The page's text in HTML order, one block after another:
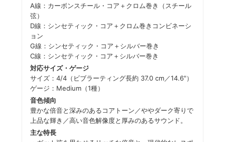
A線：カーボンスチール・コア＋クロム巻き（スチール
弦）
D線：シンセティック・コア＋クロム巻きコンビネーシ
ョン
G線：シンセティック・コア＋シルバー巻き
C線：シンセティック・コア＋シルバー巻き
対応サイズ・ゲージ
サイズ：4/4（ビブラーティング長約 37.0 cm／14.6"）
ゲージ：Medium（1種）
音色傾向
豊かな倍音と深みのあるコアトーン／ややダーク寄りで
上品な輝き／高い音色解像度と厚みのあるサウンド。
主な特長